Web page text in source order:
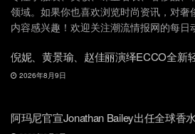
领域。如果你也喜欢浏览时尚资讯，对奢
内容感兴趣！欢迎关注潮流情报网的每日
倪妮、黄景瑜、赵佳丽演绎ECCO全新
2026年8月9日
阿玛尼官宣Jonathan Bailey出任全球香